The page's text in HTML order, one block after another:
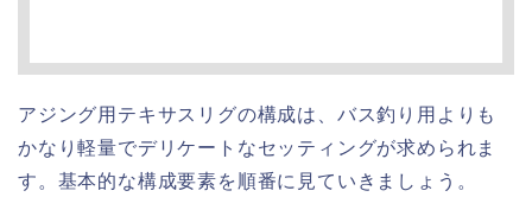
アジング用テキサスリグの構成は、バス釣り用よりも
かなり軽量でデリケートなセッティングが求められま
す。基本的な構成要素を順番に見ていきましょう。